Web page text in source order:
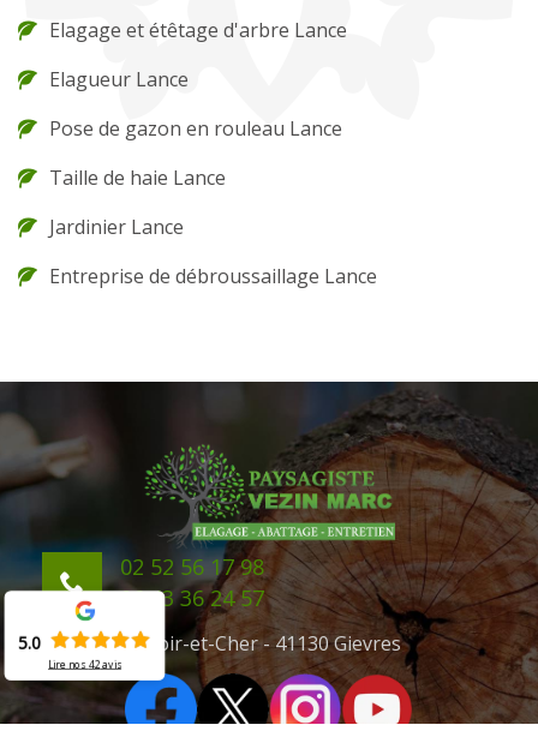
Elagage et étêtage d'arbre Lance
Elagueur Lance
Pose de gazon en rouleau Lance
Taille de haie Lance
Jardinier Lance
Entreprise de débroussaillage Lance
02 52 56 17 98
06 43 36 24 57
41 Loir-et-Cher - 41130 Gievres
5.0
Lire nos 42avis